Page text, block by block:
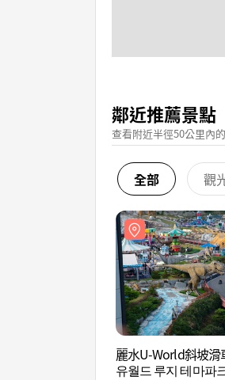
鄰近推薦景點
查看附近半徑50公里內
全部 觀
麗水U-World斜坡滑
유월드 루지 테마파